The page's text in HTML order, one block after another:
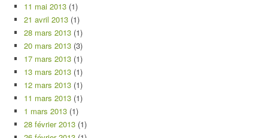
11 mai 2013 (1)
21 avril 2013 (1)
28 mars 2013 (1)
20 mars 2013 (3)
17 mars 2013 (1)
13 mars 2013 (1)
12 mars 2013 (1)
11 mars 2013 (1)
1 mars 2013 (1)
28 février 2013 (1)